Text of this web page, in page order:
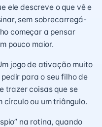
ele descreve o que vê e
sem sobrecarregá-
começar a pensar
pouco maior.
jogo de ativação muito
para o seu filho de
trazer coisas que se
círculo ou um triângulo.
na rotina, quando